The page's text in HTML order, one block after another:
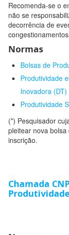
Recomenda-se o
não se
decorrência de
Normas
Bolsas de
Produtividade
Inovadora (DT)
Produtividade
(*) Pesquisador
pleitear nova
inscrição.
Chamada